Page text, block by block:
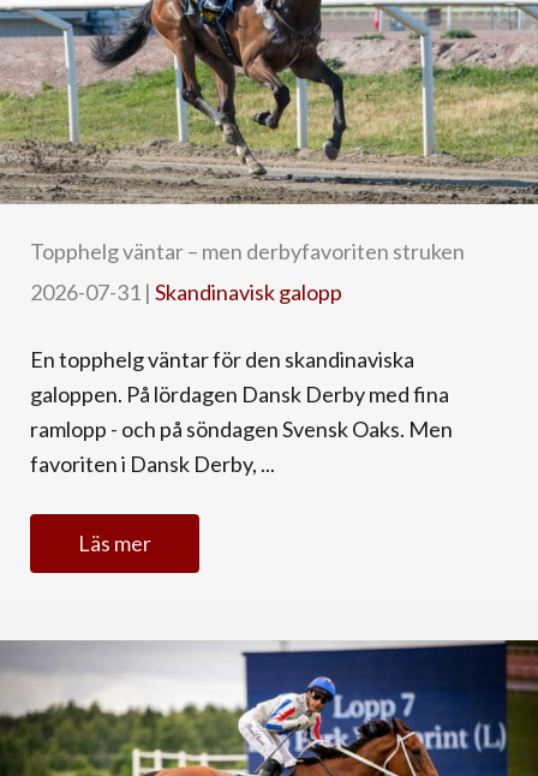
Topphelg väntar – men derbyfavoriten struken
2026-07-31 | Skandinavisk galopp
En topphelg väntar för den skandinaviska
galoppen. På lördagen Dansk Derby med fina
ramlopp - och på söndagen Svensk Oaks. Men
favoriten i Dansk Derby, ...
Läs mer